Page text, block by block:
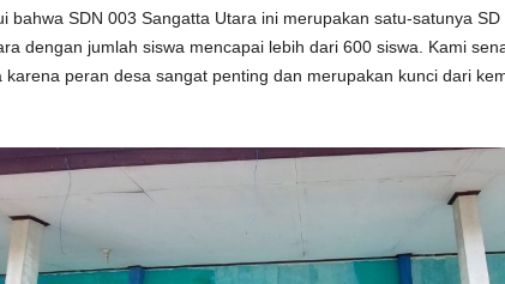
bahwa SDN 003 Sangatta Utara ini merupakan satu-satunya
dengan jumlah siswa mencapai lebih dari 600 siswa. Kami
karena peran desa sangat penting dan merupakan kunci dari